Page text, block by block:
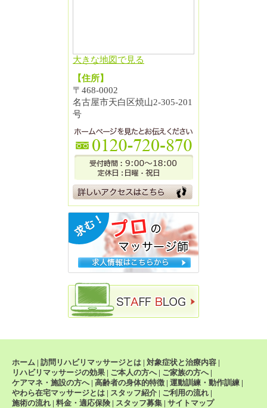
大きな地図で見る
【住所】
〒468-0002
名古屋市天白区焼山2-305-201
号
ホーム | 訪問リハビリマッサージとは | 対象症状と治療内容 |
リハビリマッサージの効果 | ご本人の方へ| ご家族の方へ|
ケアマネ・施設の方へ| 高齢者の身体的特徴 | 運動訓練・動作訓練 |
やわら在宅マッサージとは | スタッフ紹介 | ご利用の流れ |
施術の流れ | 料金・適応保険 | スタッフ募集 | サイトマップ